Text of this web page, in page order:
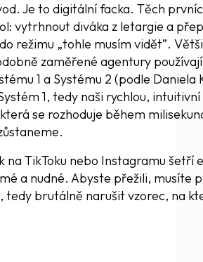
Je to digitální facka. Těch
vytrhnout diváka z letargie a
režimu „tohle musím vidět”.
zaměřené agentury
1 a Systému 2 (podle Daniela
1, tedy naši rychlou,
se rozhoduje během
na TikToku nebo Instagramu šetří
a nudné. Abyste přežili, musíte
brutálně narušit vzorec, na